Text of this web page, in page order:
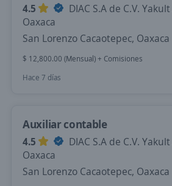
4.5
DIAC S.A de C.V.
Oaxaca
San Lorenzo Cacaotepec, Oaxaca
$ 12,800.00 (Mensual) + Comisiones
Hace 7 días
Auxiliar contable
4.5
DIAC S.A de C.V.
Oaxaca
San Lorenzo Cacaotepec, Oaxaca